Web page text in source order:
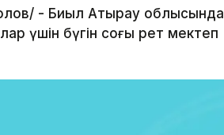
- Биыл Атырау облысында
үшін бүгін соңғы рет мектеп